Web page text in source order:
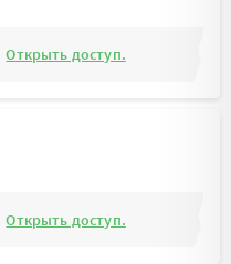
Открыть доступ.
Открыть доступ.